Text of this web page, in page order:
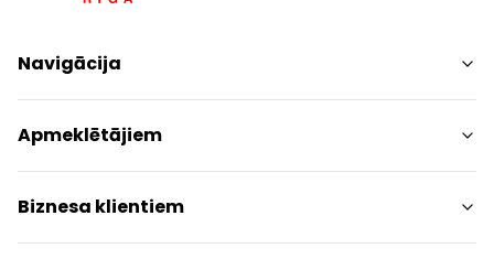
Navigācija
Iepirkšanās
Pakalpojumi
Izklaides
Restorāni
Apmeklētājiem
Centra plāns
Dzīvniekiem draudzīgs
Kontakti
Biznesa klientiem
Kontakti